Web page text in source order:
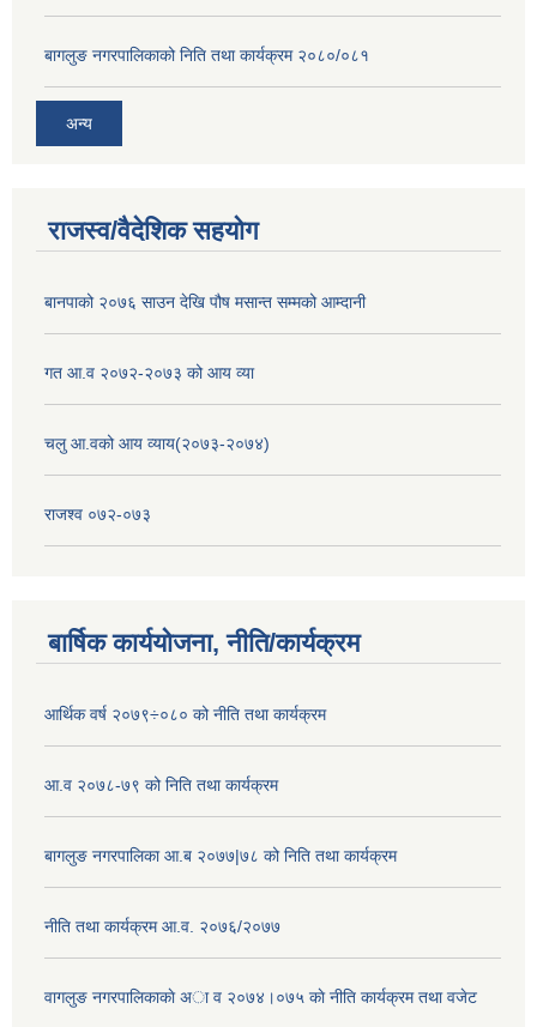
बागलुङ नगरपालिकाको निति तथा कार्यक्रम २०८०/०८१
अन्य
राजस्व/वैदेशिक सहयोग
बानपाको २०७६ साउन देखि पौष मसान्त सम्मको आम्दानी
गत आ.व २०७२-२०७३ को आय व्या
चलु आ.वको आय व्याय(२०७३-२०७४)
राजश्व ०७२-०७३
बार्षिक कार्ययोजना, नीति/कार्यक्रम
आर्थिक वर्ष २०७९÷०८० को नीति तथा कार्यक्रम
आ.व २०७८-७९ को निति तथा कार्यक्रम
बागलुङ नगरपालिका आ.ब २०७७|७८ को निति तथा कार्यक्रम
नीति तथा कार्यक्रम आ.व. २०७६/२०७७
वागलुङ नगरपालिकाकाे अा‍ व २०७४।०७५ काे नीति कार्यक्रम तथा वजेट